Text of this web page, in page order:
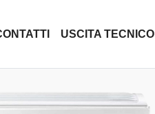
USCITA TECNICO